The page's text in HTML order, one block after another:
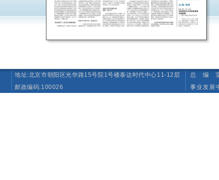
地址:北京市朝阳区光华路15号院1号楼泰达时代中心11-12层
邮政编码:100026
总 编 室
事业发